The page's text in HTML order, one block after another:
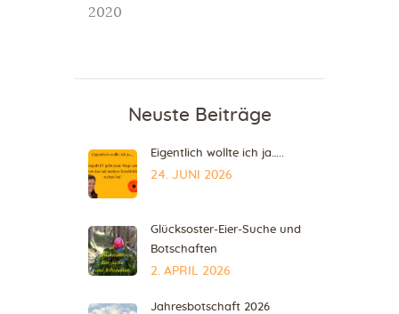
2020
Neuste Beiträge
Eigentlich wollte ich ja…..
24. JUNI 2026
Glücksoster-Eier-Suche und
Botschaften
2. APRIL 2026
Jahresbotschaft 2026